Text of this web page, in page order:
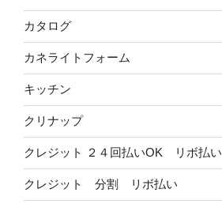
カタログ
カネライトフォーム
キッチン
クリナップ
クレジット ２４回払いOK リボ払い
クレジット 分割 リボ払い